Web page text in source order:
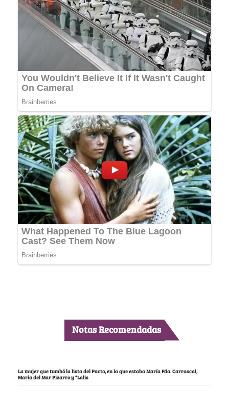
Notas Recomendadas
La mujer que tumbó la lista del Pacto, en la que estaba María Fda. Carrascal,
María del Mar Pizarro y “Lalis